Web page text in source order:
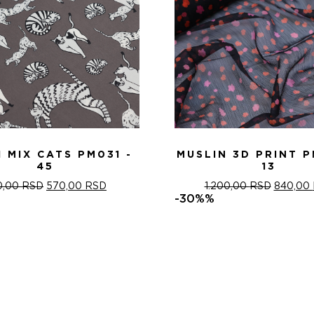
MIX CATS PM031 -
45
RSD ОРИГИНАЛНА
570,00 RSD
MUSLIN 3D PRINT
13
1.200,00RSD 840,00
-30%%